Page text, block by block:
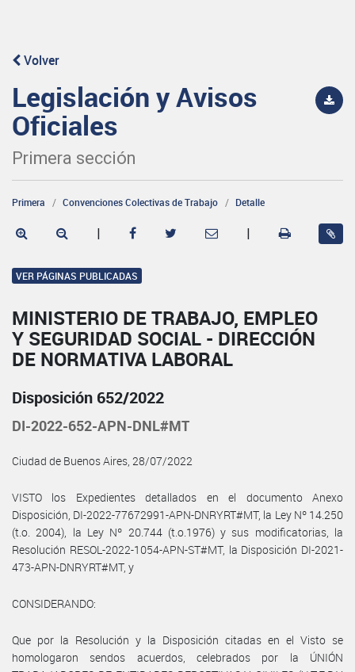
Volver
Legislación y Avisos
Oficiales
Primera sección
Primera Convenciones Colectivas de Trabajo Detalle
| |
VER PÁGINAS PUBLICADAS
MINISTERIO DE TRABAJO, EMPLEO
Y SEGURIDAD SOCIAL - DIRECCIÓN
DE NORMATIVA LABORAL
Disposición 652/2022
DI-2022-652-APN-DNL#MT
Ciudad de Buenos Aires, 28/07/2022
VISTO los Expedientes detallados en el documento Anexo
Disposición, DI-2022-77672991-APN-DNRYRT#MT, la Ley Nº 14.250
(t.o. 2004), la Ley Nº 20.744 (t.o.1976) y sus modificatorias, la
Resolución RESOL-2022-1054-APN-ST#MT, la Disposición DI-2021-
473-APN-DNRYRT#MT, y
CONSIDERANDO:
Que por la Resolución y la Disposición citadas en el Visto se
homologaron sendos acuerdos, celebrados por la ÚNIÓN